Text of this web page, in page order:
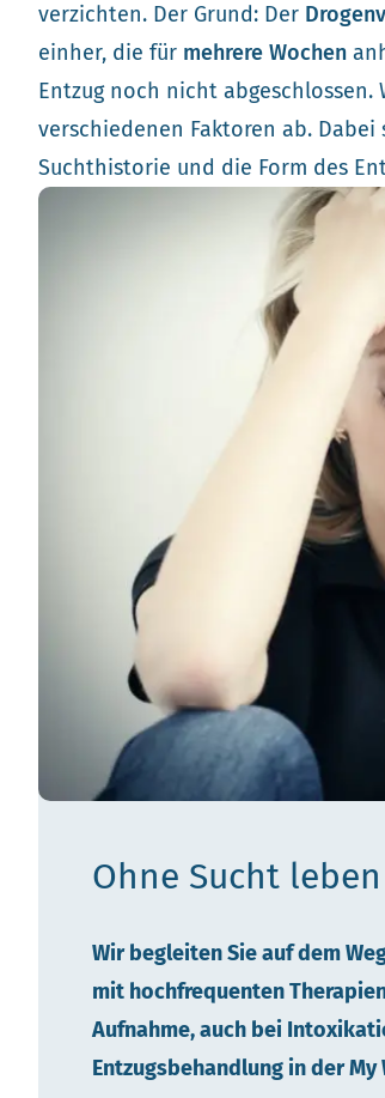
verzichten. Der Grund: Der
einher, die für mehrere Wochen
Entzug noch nicht abgeschlossen.
verschiedenen Faktoren ab.
Suchthistorie und die Form des
Ohne Sucht
Wir begleiten Sie auf dem
mit hochfrequenten
Aufnahme, auch bei
Entzugsbehandlung in der My